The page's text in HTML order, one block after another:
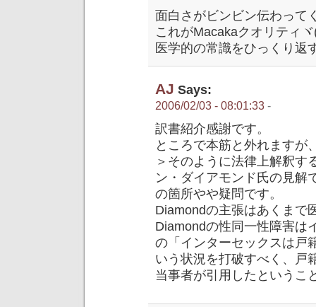
面白さがビンビン伝わって
これがMacakaクオリティ
医学的の常識をひっくり返
AJ Says:
2006/02/03 - 08:01:33 -
訳書紹介感謝です。
ところで本筋と外れますが
＞そのように法律上解釈す
ン・ダイアモンド氏の見解
の箇所やや疑問です。
Diamondの主張はあくまで
Diamondの性同一性障害は
の「インターセックスは戸
いう状況を打破すべく、戸
当事者が引用したというこ